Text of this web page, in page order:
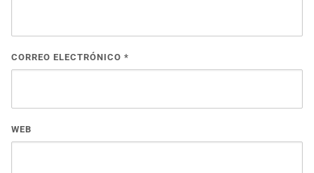
CORREO ELECTRÓNICO *
WEB